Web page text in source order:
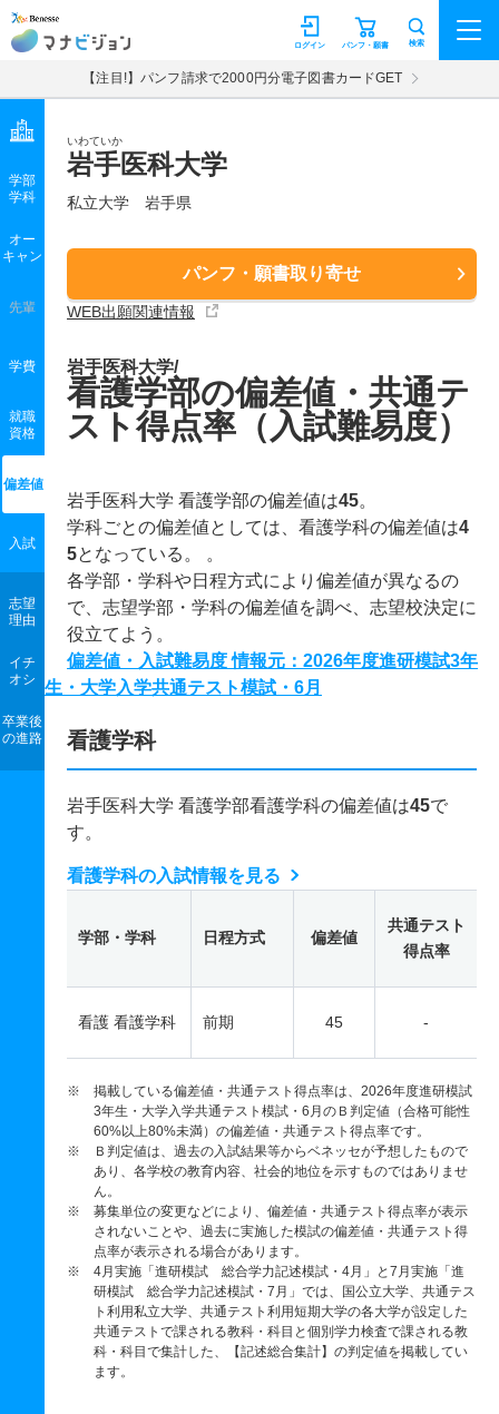
マナビジョン パンフ・願書
ログイン 検索
【注目!】パンフ請求で2000円分電子図書カードGET
いわていか
岩手医科大学
私立大学 岩手県
パンフ・願書取り寄せ
WEB出願関連情報
学部
学科
オー
キャン
先輩
学費
就職
資格
偏差値
入試
志望
理由
イチ
オシ
卒業後
の進路
岩手医科大学/
看護学部の偏差値・共通テ
スト得点率（入試難易度）
岩手医科大学 看護学部の偏差値は45。
学科ごとの偏差値としては、看護学科の偏差値は4
5となっている。 。
各学部・学科や日程方式により偏差値が異なるの
で、志望学部・学科の偏差値を調べ、志望校決定に
役立てよう。
偏差値・入試難易度 情報元：2026年度進研模試3年
生・大学入学共通テスト模試・6月
看護学科
岩手医科大学 看護学部看護学科の偏差値は45で
す。
看護学科の入試情報を見る
学部・学科 日程方式 偏差値
共通テスト
得点率
看護 看護学科 前期 45 -
※ 掲載している偏差値・共通テスト得点率は、2026年度進研模試
3年生・大学入学共通テスト模試・6月のＢ判定値（合格可能性
60%以上80%未満）の偏差値・共通テスト得点率です。
※ Ｂ判定値は、過去の入試結果等からベネッセが予想したもので
あり、各学校の教育内容、社会的地位を示すものではありませ
ん。
※ 募集単位の変更などにより、偏差値・共通テスト得点率が表示
されないことや、過去に実施した模試の偏差値・共通テスト得
点率が表示される場合があります。
※ 4月実施「進研模試 総合学力記述模試・4月」と7月実施「進
研模試 総合学力記述模試・7月」では、国公立大学、共通テス
ト利用私立大学、共通テスト利用短期大学の各大学が設定した
共通テストで課される教科・科目と個別学力検査で課される教
科・科目で集計した、【記述総合集計】の判定値を掲載してい
ます。